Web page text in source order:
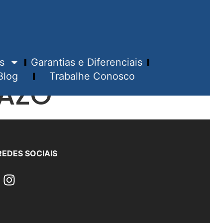
Garantias e Diferenciais
Trabalhe Conosco
SOCIAIS